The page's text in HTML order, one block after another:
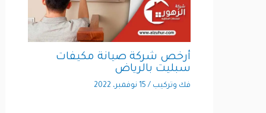
أرخص شركة صيانة مكيفات
سبليت بالرياض
فك وتركيب/15 نوفمبر، 2022